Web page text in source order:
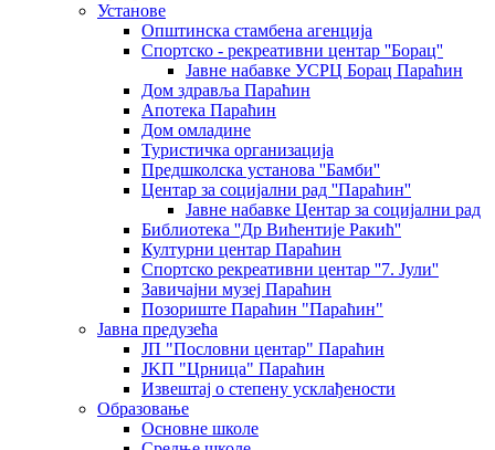
Установе
Општинскa стамбенa агенцијa
Спортско - рекреативни центар ''Борац''
Јавне набавке УСРЦ Борац Параћин
Дом здравља Параћин
Апотека Параћин
Дом омладине
Туристичка организација
Предшколска установа ''Бамби''
Центар за социјални рад ''Параћин''
Јавне набавке Центар за социјални рад
Библиотека ''Др Вићентије Ракић''
Културни центар Параћин
Спортско рекреативни центар ''7. Јули''
Завичајни музеј Параћин
Позориште Параћин "Параћин"
Јавна предузећа
ЈП "Пословни центар" Параћин
ЈKП "Црница" Параћин
Извештај о степену усклађености
Образовање
Основне школе